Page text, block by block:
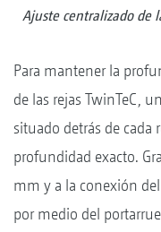
Ajuste centralizado de
Para mantener la
de las rejas TwinTeC,
situado detrás de cada
profundidad exacto.
mm y a la conexión
por medio del